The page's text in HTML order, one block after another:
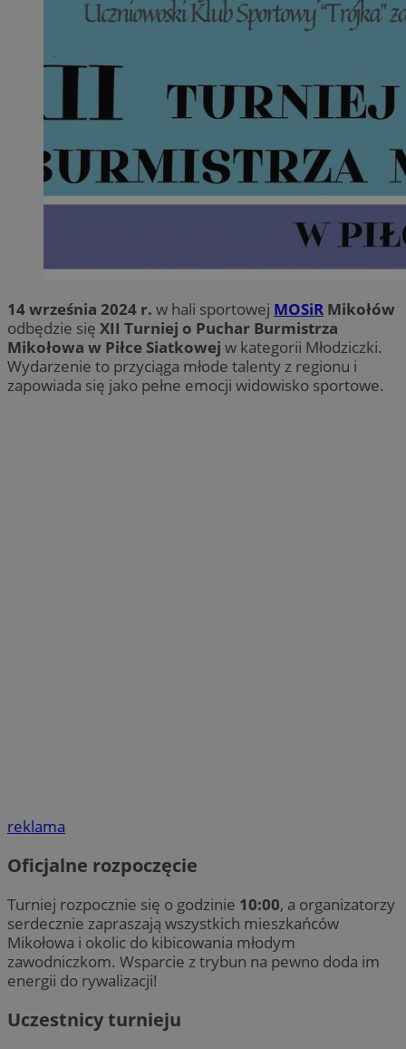
14 września 2024 r. w hali sportowej MOSiR Mikołów
odbędzie się XII Turniej o Puchar Burmistrza
Mikołowa w Piłce Siatkowej w kategorii Młodziczki.
Wydarzenie to przyciąga młode talenty z regionu i
zapowiada się jako pełne emocji widowisko sportowe.
reklama
Oficjalne rozpoczęcie
Turniej rozpocznie się o godzinie 10:00, a organizatorzy
serdecznie zapraszają wszystkich mieszkańców
Mikołowa i okolic do kibicowania młodym
zawodniczkom. Wsparcie z trybun na pewno doda im
energii do rywalizacji!
Uczestnicy turnieju